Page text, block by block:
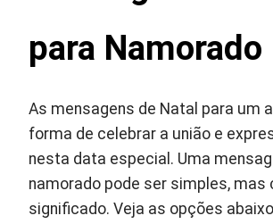
para Namorado
As mensagens de Natal para um
forma de celebrar a união e
nesta data especial. Uma
namorado pode ser simples, mas
significado. Veja as opções